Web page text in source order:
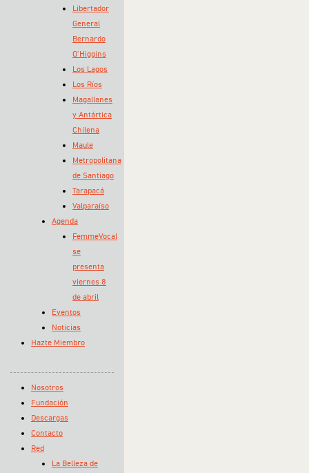
Libertador
General
Bernardo
O’Higgins
Los Lagos
Los Ríos
Magallanes
y Antártica
Chilena
Maule
Metropolitana
de Santiago
Tarapacá
Valparaíso
Agenda
FemmeVocal
se
presenta
viernes 8
de abril
Eventos
Noticias
Hazte Miembro
Nosotros
Fundación
Descargas
Contacto
Red
La Belleza de